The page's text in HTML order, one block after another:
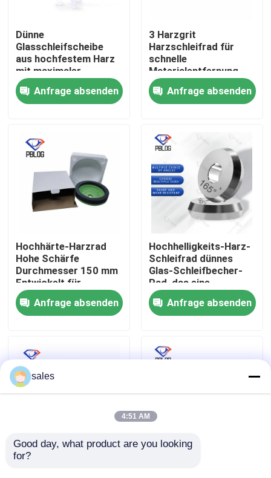
Über uns
Fabrik Tour
Qualitätskontrolle
Kontakt
Nachrichten
Referenzen
Dünne
Glasschleifscheibe
aus hochfestem Harz
mit maximaler
Drehzahl unter 2800
U/min, optimiert für
Stabilität und
Anfrage absenden
3 Harzgrit
Harzschleifrad für
schnelle
Materialentfernung
und glatte
Oberflächenveredelung
in der
optimiert
Anfrage absenden
Hochhärte-Harzrad
Hohe Schärfe
Durchmesser 150 mm
Entwickelt für
dauerhafte Leistung
beim Schneiden und
Schleifen
Anfrage absenden
Hochhelligkeits-Harz-
Schleifrad dünnes
Glas-Schleifbecher-
Rad, das eine
ausgezeichnete
Haltbarkeit und
Schleifleistung bietet
Anfrage absenden
Schleifrad
sales
4:51 AM
Good day, what product are you looking
for?